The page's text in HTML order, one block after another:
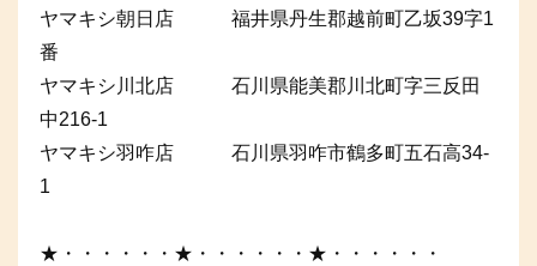
ヤマキシ朝日店 福井県丹生郡越前町乙坂39字1
番
ヤマキシ川北店 石川県能美郡川北町字三反田
中216-1
ヤマキシ羽咋店 石川県羽咋市鶴多町五石高34-
1
★・・・・・・★・・・・・・★・・・・・・